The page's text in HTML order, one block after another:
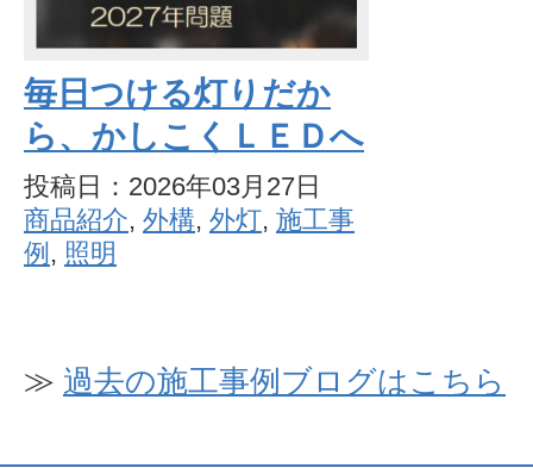
毎日つける灯りだか
ら、かしこくＬＥＤへ
投稿日：2026年03月27日
商品紹介, 外構, 外灯, 施工事
例 , 照明
≫ 過去の施工事例ブログはこちら